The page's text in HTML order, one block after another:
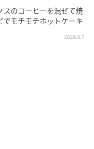
スのコーヒーを混ぜて焼
モチモチホットケーキ
2026.8.7